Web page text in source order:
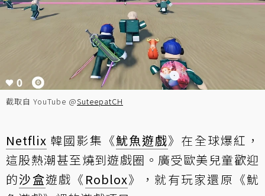
截取自 YouTube @SuteepatCH
Netflix 韓國影集《魷魚遊戲》在全球爆紅，
這股熱潮甚至燒到遊戲圈。廣受歐美兒童歡迎
的沙盒遊戲《 Roblox》，就有玩家還原《魷